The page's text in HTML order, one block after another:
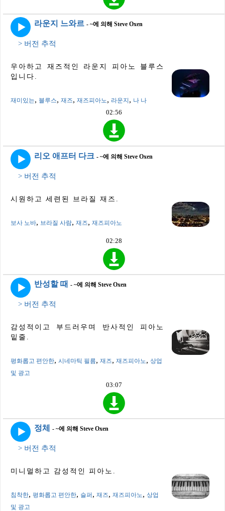
라운지 느와르 - ~에 의해 Steve Oxen
> 버전 추적
우아하고 재즈적인 라운지 피아노 블루스
입니다.
재미있는, 블루스, 재즈, 재즈피아노, 라운지 , 나 나
02:56
리오 애프터 다크 - ~에 의해 Steve Oxen
> 버전 추적
시원하고 세련된 브라질 재즈.
보사 노바, 브라질 사람, 재즈, 재즈피아노
02:28
반성할 때 - ~에 의해 Steve Oxen
> 버전 추적
감성적이고 부드러우며 반사적인 피아노
밑줄.
평화롭고 편안한, 시네마틱 필름, 재즈, 재즈피아노, 상업
및 광고
03:07
정체 - ~에 의해 Steve Oxen
> 버전 추적
미니멀하고 감성적인 피아노.
침착한, 평화롭고 편안한, 슬퍼 , 재즈, 재즈피아노, 상업
및 광고